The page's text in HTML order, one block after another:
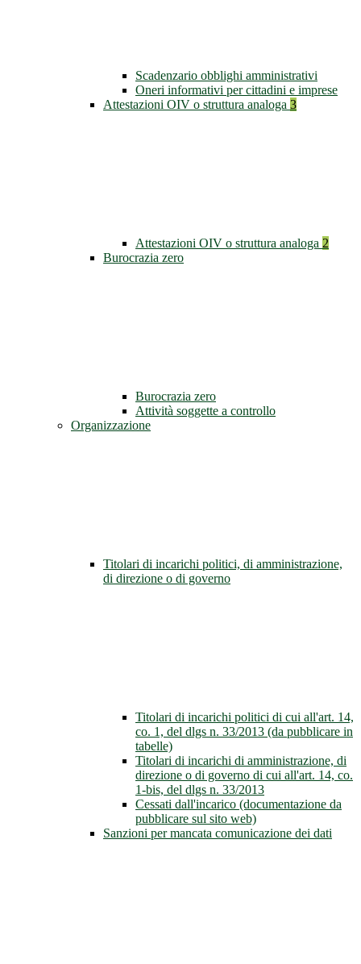
Scadenzario obblighi amministrativi
Oneri informativi per cittadini e imprese
Attestazioni OIV o struttura analoga 3
Attestazioni OIV o struttura analoga 2
Burocrazia zero
Burocrazia zero
Attività soggette a controllo
Organizzazione
Titolari di incarichi politici, di amministrazione,
di direzione o di governo
Titolari di incarichi politici di cui all'art. 14,
co. 1, del dlgs n. 33/2013 (da pubblicare in
tabelle)
Titolari di incarichi di amministrazione, di
direzione o di governo di cui all'art. 14, co.
1-bis, del dlgs n. 33/2013
Cessati dall'incarico (documentazione da
pubblicare sul sito web)
Sanzioni per mancata comunicazione dei dati